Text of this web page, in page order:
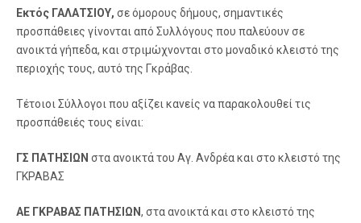
Εκτός ΓΑΛΑΤΣΙΟΥ, σε όμορους δήμους, σημαντικές
προσπάθειες γίνονται από Συλλόγους που παλεύουν σε
ανοικτά γήπεδα, και στριμώχνονται στο μοναδικό κλειστό της
περιοχής τους, αυτό της Γκράβας.
Τέτοιοι Σύλλογοι που αξίζει κανείς να παρακολουθεί τις
προσπάθειές τους είναι:
ΓΣ ΠΑΤΗΣΙΩΝ στα ανοικτά του Αγ. Ανδρέα και στο κλειστό της
ΓΚΡΑΒΑΣ
ΑΕ ΓΚΡΑΒΑΣ ΠΑΤΗΣΙΩΝ, στα ανοικτά και στο κλειστό της